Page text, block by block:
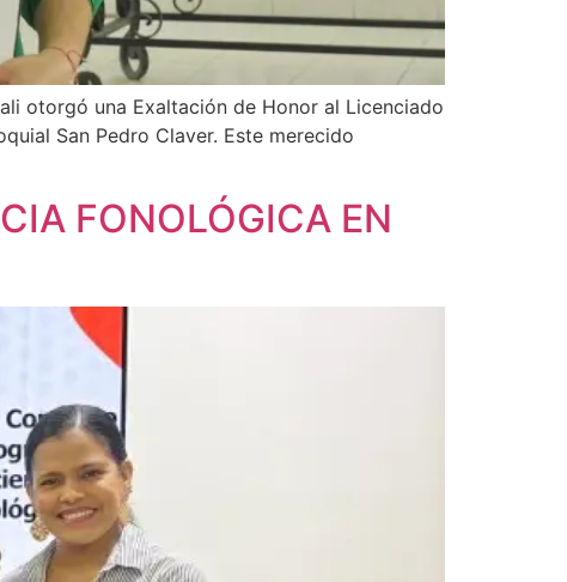
otorgó una Exaltación de Honor al Licenciado
San Pedro Claver. Este merecido
FONOLÓGICA EN